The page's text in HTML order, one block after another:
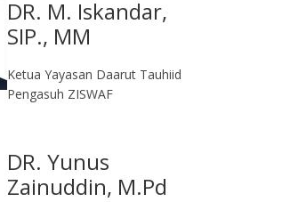
DR. M. Iskandar,
SIP., MM
Ketua Yayasan Daarut Tauhiid
Pengasuh ZISWAF
DR. Yunus
Zainuddin, M.Pd